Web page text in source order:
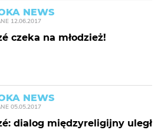
NEWS
12.06.2017
czeka na młodzież!
NEWS
05.05.2017
dialog międzyreligijny uległ